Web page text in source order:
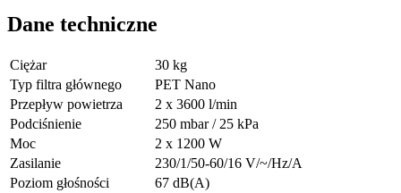
Dane techniczne
Ciężar
30 kg
Typ filtra głównego
PET Nano
Przepływ powietrza
2 x 3600 l/min
Podciśnienie
250 mbar / 25 kPa
Moc
2 x 1200 W
Zasilanie
230/1/50-60/16 V/~/Hz/A
Poziom głośności
67 dB(A)